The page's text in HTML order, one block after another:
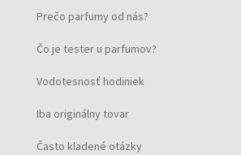
Prečo parfumy od nás?
Čo je tester u parfumov?
Vodotesnosť hodiniek
Iba originálny tovar
Často kladené otázky